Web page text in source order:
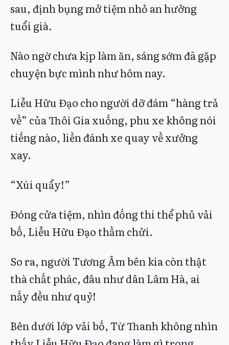
sau, định bụng mở tiệm nhỏ an hưởng
tuổi già.
Nào ngờ chưa kịp làm ăn, sáng sớm đã gặp
chuyện bực mình như hôm nay.
Liễu Hữu Đạo cho người dỡ đám “hàng trả
về” của Thôi Gia xuống, phu xe không nói
tiếng nào, liền đánh xe quay về xưởng
xay.
“Xúi quẩy!”
Đóng cửa tiệm, nhìn đống thi thể phủ vải
bố, Liễu Hữu Đạo thầm chửi.
So ra, người Tương Âm bên kia còn thật
thà chất phác, đâu như dân Lâm Hà, ai
nấy đều như quỷ!
Bên dưới lớp vải bố, Từ Thanh không nhìn